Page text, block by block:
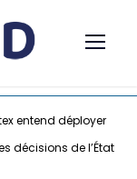
entend déployer
décisions de l’État